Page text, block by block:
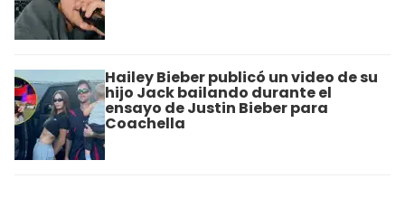
Hailey Bieber publicó un video de su
hijo Jack bailando durante el
ensayo de Justin Bieber para
Coachella